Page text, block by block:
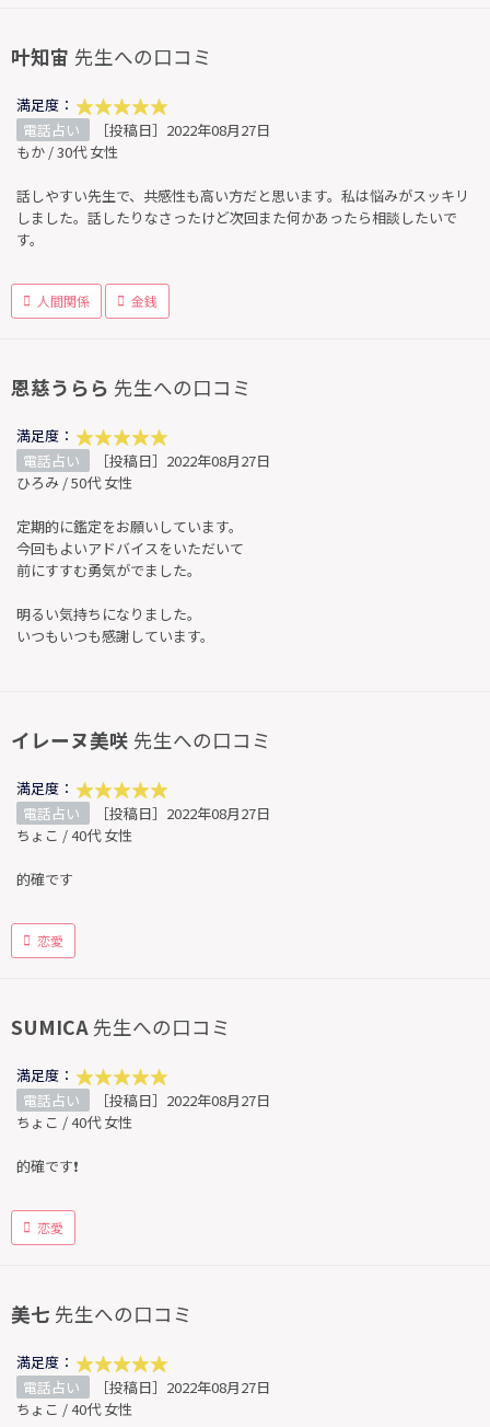
叶知宙 先生への口コミ
満足度：
電話占い
［投稿日］2022年08月27日
もか / 30代 女性
話しやすい先生で、共感性も高い方だと思います。私は悩みがスッキリ
しました。話したりなさったけど次回また何かあったら相談したいで
す。
人間関係 金銭
恩慈うらら 先生への口コミ
満足度：
電話占い
［投稿日］2022年08月27日
ひろみ / 50代 女性
定期的に鑑定をお願いしています。
今回もよいアドバイスをいただいて
前にすすむ勇気がでました。
明るい気持ちになりました。
いつもいつも感謝しています。
イレーヌ美咲 先生への口コミ
満足度：
電話占い
［投稿日］2022年08月27日
ちょこ / 40代 女性
的確です
恋愛
SUMICA 先生への口コミ
満足度：
電話占い
［投稿日］2022年08月27日
ちょこ / 40代 女性
的確です❗️
恋愛
美七 先生への口コミ
満足度：
電話占い
［投稿日］2022年08月27日
ちょこ / 40代 女性